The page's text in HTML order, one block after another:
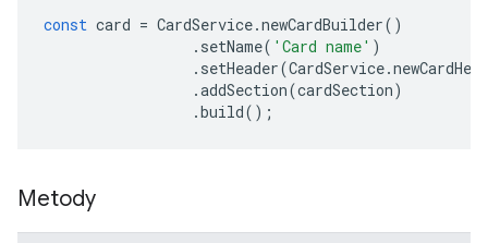
const card = CardService.newCardBuilder()
. setName( 'Card name' )
. setHeader(CardService.
.addSection(cardSection)
.build();
Metody